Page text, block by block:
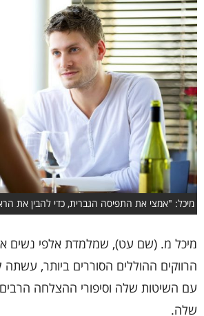
מיכל: "אמצי את התפיסה הגברית, כדי להבין את
מיכל מ. (שם עט), שמלמדת אלפי נשים
הרווקים ההוללים הסוררים ביותר,
עם השיטות שלה וסיפורי ההצלחה
שלה.